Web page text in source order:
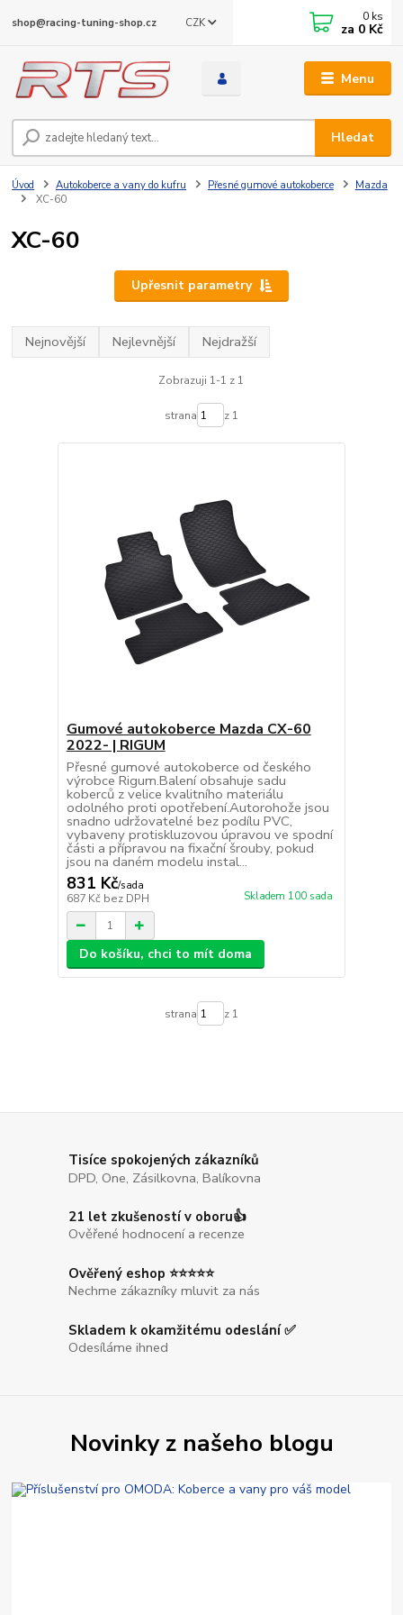
Menu
CZK
Hledat
shop@racing-tuning-shop.cz 0 ks
za 0 Kč
Úvod Autokoberce a vany do kufru Přesné gumové autokoberce
Mazda
XC-60
XC-60
Upřesnit parametry
Nejnovější Nejlevnější Nejdražší
Zobrazuji 1-1 z 1
strana z 1
Gumové autokoberce Mazda CX-60
2022- | RIGUM
Přesné gumové autokoberce od českého
výrobce Rigum.Balení obsahuje sadu
koberců z velice kvalitního materiálu
odolného proti opotřebení.Autorohože jsou
snadno udržovatelné bez podílu PVC,
vybaveny protiskluzovou úpravou ve spodní
části a přípravou na fixační šrouby, pokud
jsou na daném modelu instal...
831 Kč/sada
687 Kč bez DPH Skladem 100 sada
Do košíku, chci to mít doma
strana z 1
Tisíce spokojených zákazníků
DPD, One, Zásilkovna, Balíkovna
21 let zkušeností v oboru👍
Ověřené hodnocení a recenze
Ověřený eshop ⭐⭐⭐⭐⭐
Nechme zákazníky mluvit za nás
Skladem k okamžitému odeslání ✅
Odesíláme ihned
Novinky z našeho blogu